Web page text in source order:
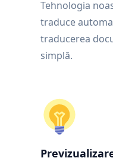
Tehnologia
traduce
traducerea
simplă.